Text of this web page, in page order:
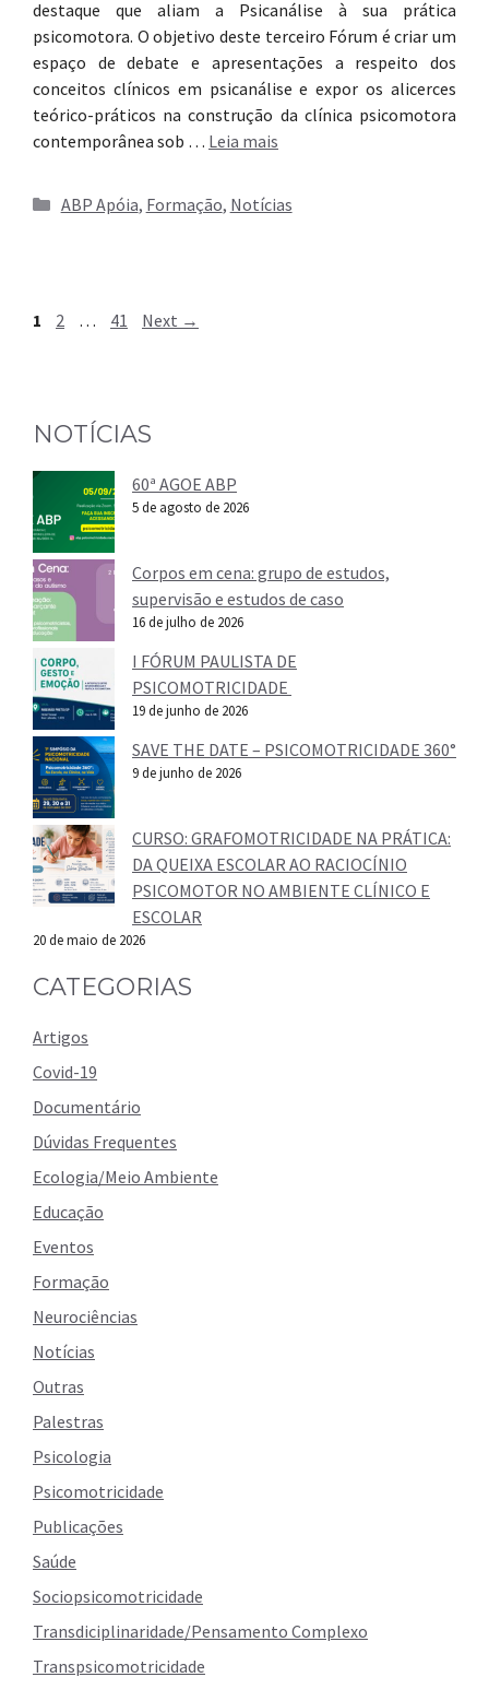
destaque que aliam a Psicanálise à sua prática
psicomotora. O objetivo deste terceiro Fórum é criar um
espaço de debate e apresentações a respeito dos
conceitos clínicos em psicanálise e expor os alicerces
teórico-práticos na construção da clínica psicomotora
contemporânea sob … Leia mais
Categorias
ABP Apóia, Formação, Notícias
Page
1 Page
2 … Page
41 Next →
NOTÍCIAS
60ª AGOE ABP
5 de agosto de 2026
Corpos em cena: grupo de estudos,
supervisão e estudos de caso
16 de julho de 2026
I FÓRUM PAULISTA DE
PSICOMOTRICIDADE
19 de junho de 2026
SAVE THE DATE – PSICOMOTRICIDADE 360°
9 de junho de 2026
CURSO: GRAFOMOTRICIDADE NA PRÁTICA:
DA QUEIXA ESCOLAR AO RACIOCÍNIO
PSICOMOTOR NO AMBIENTE CLÍNICO E
ESCOLAR
20 de maio de 2026
CATEGORIAS
Artigos
Covid-19
Documentário
Dúvidas Frequentes
Ecologia/Meio Ambiente
Educação
Eventos
Formação
Neurociências
Notícias
Outras
Palestras
Psicologia
Psicomotricidade
Publicações
Saúde
Sociopsicomotricidade
Transdiciplinaridade/Pensamento Complexo
Transpsicomotricidade